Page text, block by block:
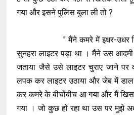
गया और इसने पुलिस बुला ली तो ?
" मैंने कमरे में इधर-उधर
सुनहरा लाइटर पड़ा था । मैंने उस
जताया जैसे उसे लाइटर चुराए जाने पर
लपक कर लाइटर उठाया और जेब में
कर कमरे के बीचोंबीच आ गया और मैं
गया । जो कुछ हो रहा था उस पर मुझे